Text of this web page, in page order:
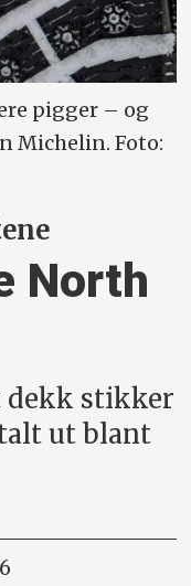
pigger – og
Michelin. Foto:
North
dekk stikker
ut blant